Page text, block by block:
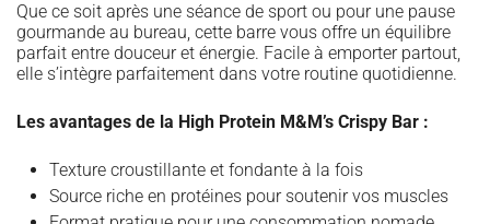
Que ce soit après une séance de sport ou pour une pause
gourmande au bureau, cette barre vous offre un équilibre
parfait entre douceur et énergie. Facile à emporter partout,
elle s’intègre parfaitement dans votre routine quotidienne.
Les avantages de la High Protein M&M’s Crispy Bar :
Texture croustillante et fondante à la fois
Source riche en protéines pour soutenir vos muscles